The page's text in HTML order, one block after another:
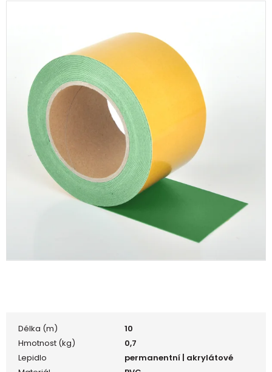
Délka (m)
10
Hmotnost (kg)
0,7
Lepidlo
permanentní | akrylátové